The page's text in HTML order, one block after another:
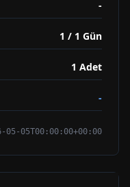
-
1 / 1 Gün
1 Adet
-
05-05T00:00:00+00:00